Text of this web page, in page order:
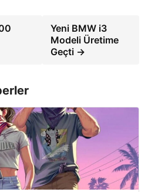
Yeni BMW i3
Modeli Üretime
Geçti →